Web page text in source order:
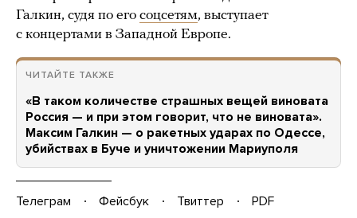
Галкин, судя по его соцсетям, выступает
с концертами в Западной Европе.
ЧИТАЙТЕ ТАКЖЕ
«В таком количестве страшных вещей виновата
Россия — и при этом говорит, что не виновата».
Максим Галкин — о ракетных ударах по Одессе,
убийствах в Буче и уничтожении Мариуполя
Телеграм Фейсбук Твиттер
PDF